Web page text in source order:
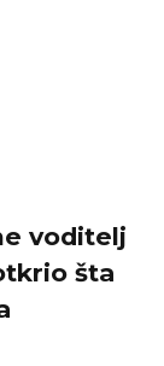
voditelj
šta